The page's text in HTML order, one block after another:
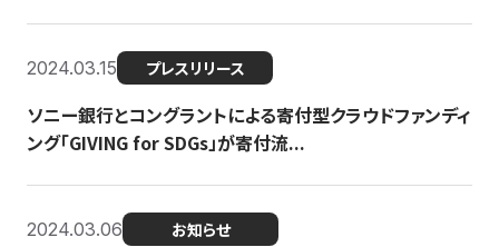
2024.03.15 プレスリリース
ソニー銀行とコングラントによる寄付型クラウドファンディ
ング「GIVING for SDGs」が寄付流...
2024.03.06 お知らせ